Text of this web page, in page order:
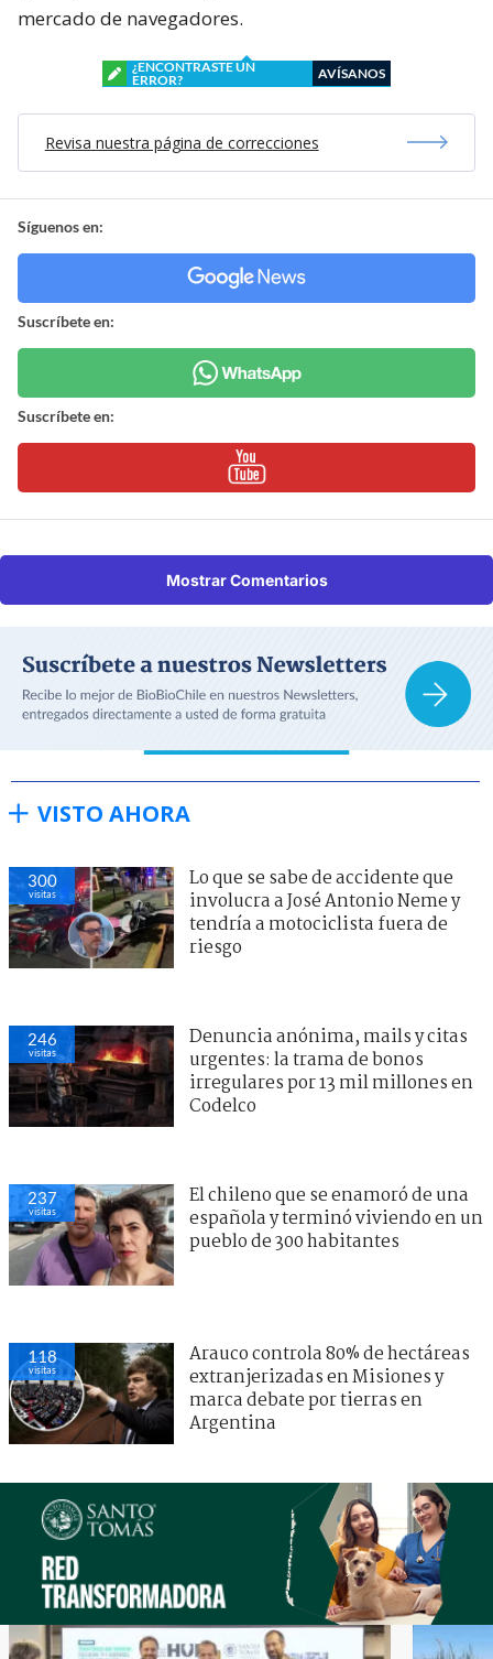
mercado de navegadores.
¿ENCONTRASTE UN
ERROR?
AVÍSANOS
Revisa nuestra página de correcciones
Síguenos en:
Suscríbete en:
Suscríbete en:
Mostrar Comentarios
VISTO AHORA
300
visitas
Lo que se sabe de accidente que
involucra a José Antonio Neme y
tendría a motociclista fuera de
riesgo
246
visitas
Denuncia anónima, mails y citas
urgentes: la trama de bonos
irregulares por 13 mil millones en
Codelco
237
visitas
El chileno que se enamoró de una
española y terminó viviendo en un
pueblo de 300 habitantes
118
visitas
Arauco controla 80% de hectáreas
extranjerizadas en Misiones y
marca debate por tierras en
Argentina